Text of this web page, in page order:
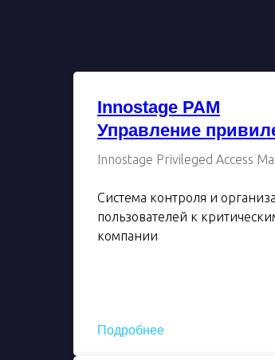
Innostage PAM
Управление
Innostage Privileged Access
Система контроля и
пользователей к
компании
Подробнее